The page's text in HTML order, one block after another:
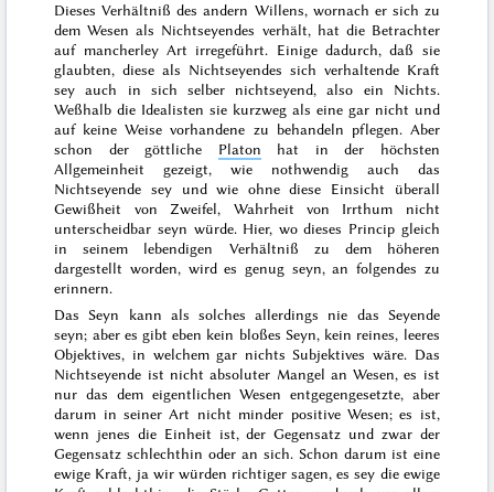
Dieses Verhältniß des andern Willens, wornach er sich zu
dem Wesen als Nichtseyendes verhält, hat die Betrachter
auf mancherley Art irregeführt. Einige dadurch, daß sie
glaubten, diese als Nichtseyendes sich verhaltende Kraft
sey auch in sich selber nichtseyend, also ein Nichts.
Weßhalb die Idealisten sie kurzweg als eine gar nicht und
auf keine Weise vorhandene zu behandeln pflegen. Aber
schon der göttliche Platon hat in der höchsten
Allgemeinheit gezeigt,wie nothwendig auch das
Nichtseyende sey und wie ohne diese Einsicht überall
Gewißheit von Zweifel, Wahrheit von Irrthum nicht
unterscheidbar seyn würde. Hier, wo dieses Princip gleich
in seinem lebendigen Verhältniß zu dem höheren
dargestellt worden, wird es genug seyn, an folgendes zu
erinnern.
Das Seyn kann als solches allerdings nie das Seyende
seyn; aber es gibt eben kein bloßes Seyn, kein reines, leeres
Objektives, in welchem gar nichts Subjektives wäre. Das
Nichtseyende ist nicht absoluter Mangel an Wesen, es ist
nurdas dem eigentlichen Wesen entgegengesetzte, aber
darum in seiner Art nicht minder positive Wesen; es ist,
wenn jenes die Einheit ist, der Gegensatz und zwar der
Gegensatz schlechthin oder an sich. Schon darum ist eine
ewige Kraft, ja wir würden richtiger sagen, es sey die ewige